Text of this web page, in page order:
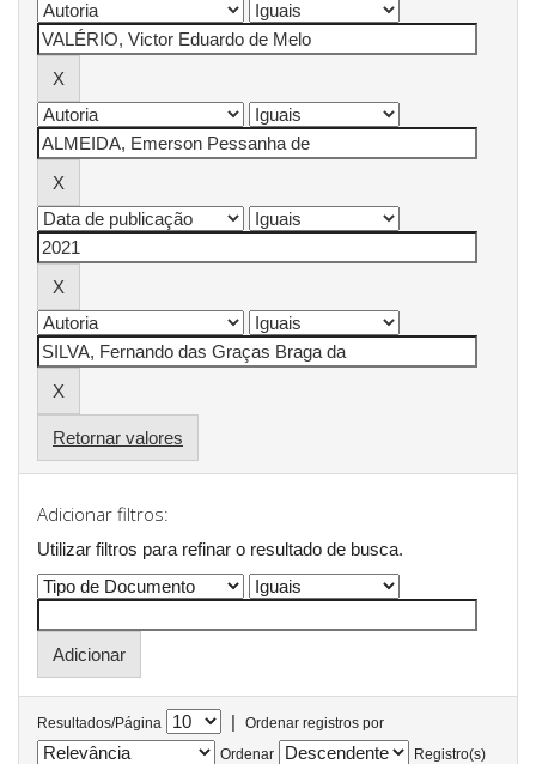
Retornar valores
Adicionar filtros:
Utilizar filtros para refinar o resultado de busca.
Resultados/Página |
Ordenar registros por
Ordenar
Registro(s)